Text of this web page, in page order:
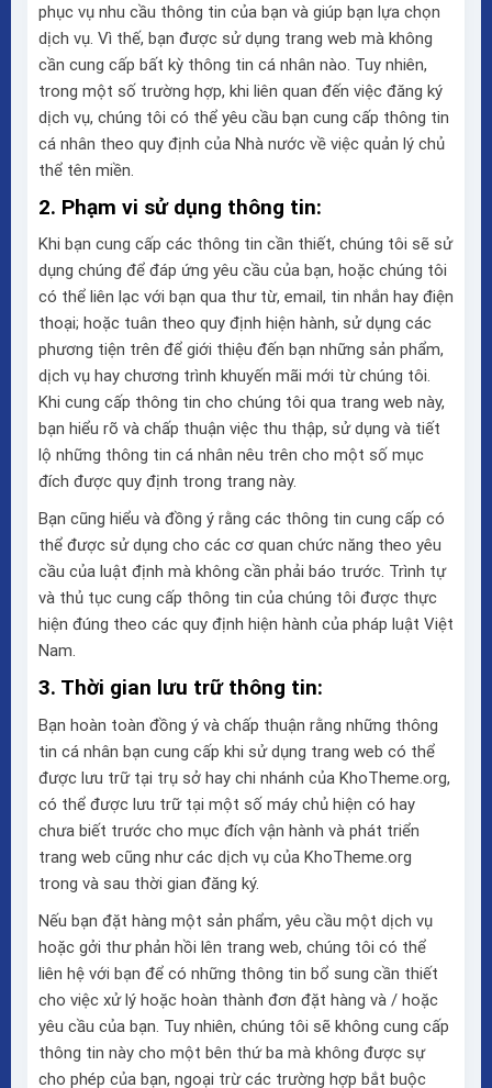
phục vụ nhu cầu thông tin của bạn và giúp bạn lựa chọn
dịch vụ. Vì thế, bạn được sử dụng trang web mà không
cần cung cấp bất kỳ thông tin cá nhân nào. Tuy nhiên,
trong một số trường hợp, khi liên quan đến việc đăng ký
dịch vụ, chúng tôi có thể yêu cầu bạn cung cấp thông tin
cá nhân theo quy định của Nhà nước về việc quản lý chủ
thể tên miền.
2. Phạm vi sử dụng thông tin:
Khi bạn cung cấp các thông tin cần thiết, chúng tôi sẽ sử
dụng chúng để đáp ứng yêu cầu của bạn, hoặc chúng tôi
có thể liên lạc với bạn qua thư từ, email, tin nhắn hay điện
thoại; hoặc tuân theo quy định hiện hành, sử dụng các
phương tiện trên để giới thiệu đến bạn những sản phẩm,
dịch vụ hay chương trình khuyến mãi mới từ chúng tôi.
Khi cung cấp thông tin cho chúng tôi qua trang web này,
bạn hiểu rõ và chấp thuận việc thu thập, sử dụng và tiết
lộ những thông tin cá nhân nêu trên cho một số mục
đích được quy định trong trang này.
Bạn cũng hiểu và đồng ý rằng các thông tin cung cấp có
thể được sử dụng cho các cơ quan chức năng theo yêu
cầu của luật định mà không cần phải báo trước. Trình tự
và thủ tục cung cấp thông tin của chúng tôi được thực
hiện đúng theo các quy định hiện hành của pháp luật Việt
Nam.
3. Thời gian lưu trữ thông tin:
Bạn hoàn toàn đồng ý và chấp thuận rằng những thông
tin cá nhân bạn cung cấp khi sử dụng trang web có thể
được lưu trữ tại trụ sở hay chi nhánh của KhoTheme.org,
có thể được lưu trữ tại một số máy chủ hiện có hay
chưa biết trước cho mục đích vận hành và phát triển
trang web cũng như các dịch vụ của KhoTheme.org
trong và sau thời gian đăng ký.
Nếu bạn đặt hàng một sản phẩm, yêu cầu một dịch vụ
hoặc gởi thư phản hồi lên trang web, chúng tôi có thể
liên hệ với bạn để có những thông tin bổ sung cần thiết
cho việc xử lý hoặc hoàn thành đơn đặt hàng và / hoặc
yêu cầu của bạn. Tuy nhiên, chúng tôi sẽ không cung cấp
thông tin này cho một bên thứ ba mà không được sự
cho phép của bạn, ngoại trừ các trường hợp bắt buộc